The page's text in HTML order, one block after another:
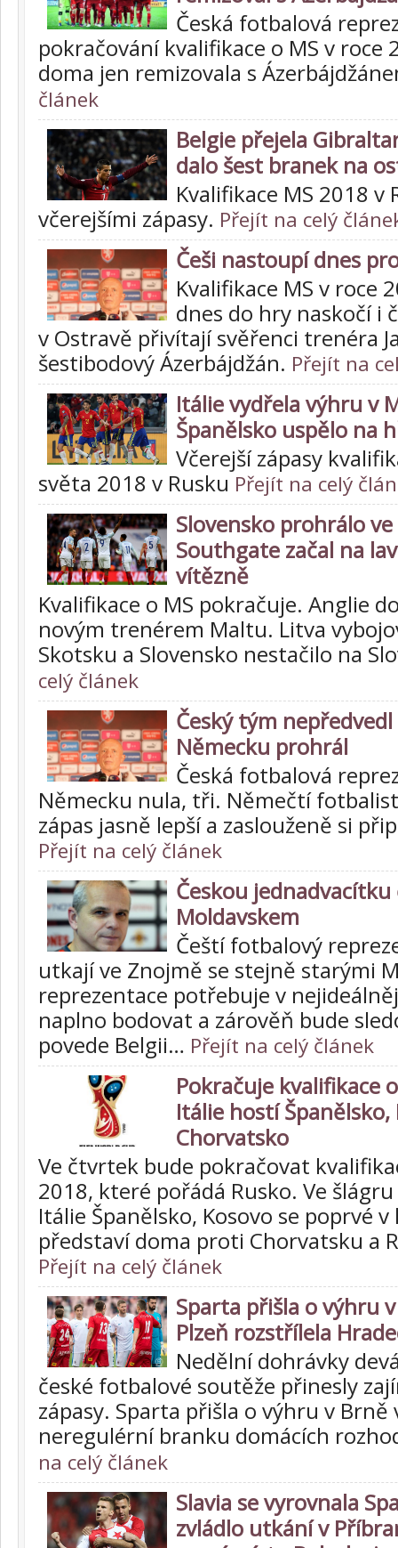
Česká fotbalová
pokračování kvalifikace o MS v roce
doma jen remizovala s
článek
Belgie přejela
dalo šest branek na
Kvalifikace MS 2018 v
včerejšími zápasy. Přejít na celý
Češi nastoupí dnes
Kvalifikace MS v roce
dnes do hry naskočí i
v Ostravě přivítají svěřenci trenéra
šestibodový Ázerbájdžán. Přejít na
Itálie vydřela výhru v
Španělsko uspělo na
Včerejší zápasy
světa 2018 v Rusku Přejít na celý
Slovensko prohrálo
Southgate začal na
vítězně
Kvalifikace o MS pokračuje. Anglie
novým trenérem Maltu. Litva
Skotsku a Slovensko nestačilo na
celý článek
Český tým
Německu prohrál
Česká fotbalová
Německu nula, tři. Němečtí
zápas jasně lepší a zaslouženě si
Přejít na celý článek
Českou
Moldavskem
Čeští fotbalový
utkají ve Znojmě se stejně starými
reprezentace potřebuje v
naplno bodovat a zárověň bude
povede Belgii… Přejít na celý článek
Pokračuje kvalifikace
Itálie hostí
Chorvatsko
Ve čtvrtek bude pokračovat
2018, které pořádá Rusko. Ve
Itálie Španělsko, Kosovo se poprvé
představí doma proti Chorvatsku a
Přejít na celý článek
Sparta přišla o výhru
Plzeň rozstřílela
Nedělní dohrávky
české fotbalové soutěže přinesly
zápasy. Sparta přišla o výhru v Brně
neregulérní branku domácích
na celý článek
Slavia se vyrovnala
zvládlo utkání v